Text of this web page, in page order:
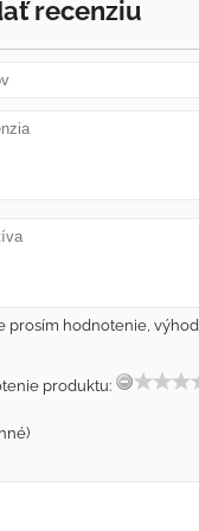
recenziu
prosím hodnotenie,
produktu: